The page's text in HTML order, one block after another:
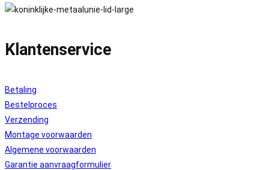
Klantenservice
Betaling
Bestelproces
Verzending
Montage voorwaarden
Algemene voorwaarden
Garantie aanvraagformulier